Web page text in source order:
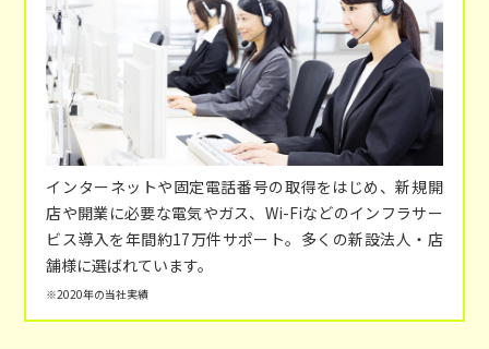
インターネットや固定電話番号の取得をはじめ、新規開
店や開業に必要な電気やガス、Wi-Fiなどのインフラサー
ビス導入を年間約17万件サポート。多くの新設法人・店
舗様に選ばれています。
※2020年の当社実績